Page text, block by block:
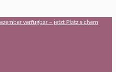
verfügbar – jetzt Platz sichern